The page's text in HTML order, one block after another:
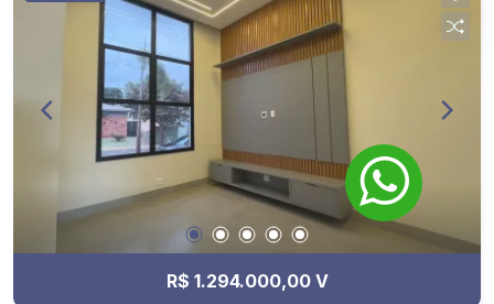
R$ 1.294.000,00 V